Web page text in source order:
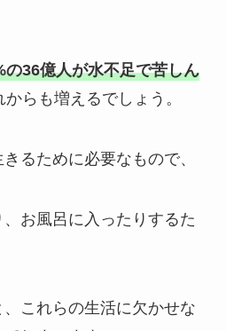
の36億人が水不足で苦しん
らも増えるでしょう。
るために必要なもので、
お風呂に入ったりするた
これらの生活に欠かせな